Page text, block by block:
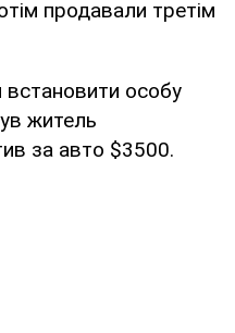
продавали третім
особу
житель
за авто $3500.